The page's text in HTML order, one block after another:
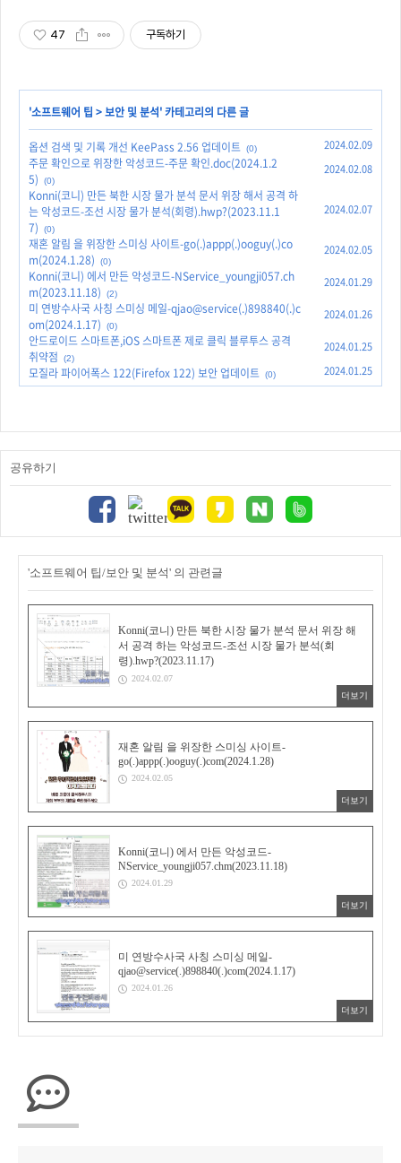
47 구독하기
'소프트웨어 팁 >보안 및 분석' 카테고리의 다른 글
옵션 검색 및 기록 개선 KeePass 2.56 업데이트 (0) 2024.02.09
주문 확인으로 위장한 악성코드-주문 확인.doc(2024.1.2
5)
(0)
2024.02.08
Konni(코니) 만든 북한 시장 물가 분석 문서 위장 해서 공격 하
는 악성코드-조선 시장 물가 분석(회령).hwp?(2023.11.1
7)
(0)
2024.02.07
재혼 알림 을 위장한 스미싱 사이트-go(.)appp(.)ooguy(.)co
m(2024.1.28)
(0)
2024.02.05
Konni(코니) 에서 만든 악성코드-NService_youngji057.ch
m(2023.11.18)
(2)
2024.01.29
미 연방수사국 사칭 스미싱 메일-qjao@service(.)898840(.)c
om(2024.1.17)
(0)
2024.01.26
안드로이드 스마트폰,iOS 스마트폰 제로 클릭 블루투스 공격
취약점
(2)
2024.01.25
모질라 파이어폭스 122(Firefox 122) 보안 업데이트 (0) 2024.01.25
공유하기
'소프트웨어 팁/보안 및 분석' 의 관련글
Konni(코니) 만든 북한 시장 물가 분석 문서 위장 해
서 공격 하는 악성코드-조선 시장 물가 분석(회
령).hwp?(2023.11.17)
2024.02.07
더보기
재혼 알림 을 위장한 스미싱 사이트-
go(.)appp(.)ooguy(.)com(2024.1.28)
2024.02.05
더보기
Konni(코니) 에서 만든 악성코드-
NService_youngji057.chm(2023.11.18)
2024.01.29
더보기
미 연방수사국 사칭 스미싱 메일-
qjao@service(.)898840(.)com(2024.1.17)
2024.01.26
더보기